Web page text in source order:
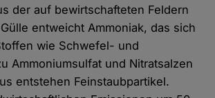
der auf bewirtschafteten Feldern
entweicht Ammoniak, das sich
wie Schwefel- und
Ammoniumsulfat und Nitratsalzen
entstehen Feinstaubpartikel.